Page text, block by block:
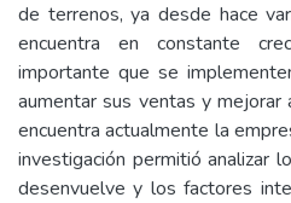
de terrenos, ya desde hace
encuentra en constante
importante que se
aumentar sus ventas y
encuentra actualmente la
investigación permitió analizar
desenvuelve y los factores